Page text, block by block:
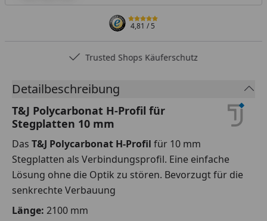
4,81/ 5
Trusted Shops Käuferschutz
Detailbeschreibung
T&J Polycarbonat H-Profil für
Stegplatten 10 mm
Das T&J Polycarbonat H-Profil für 10 mm
Stegplatten als Verbindungsprofil. Eine einfache
Lösung ohne die Optik zu stören. Bevorzugt für die
senkrechte Verbauung
Länge: 2100 mm